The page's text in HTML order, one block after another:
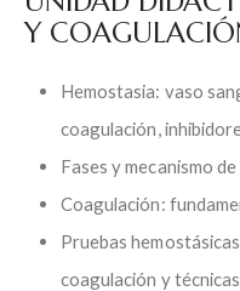
Y
Hemostasia: vaso
coagulación,
Fases y mecanismo
Coagulación:
Pruebas
coagulación y